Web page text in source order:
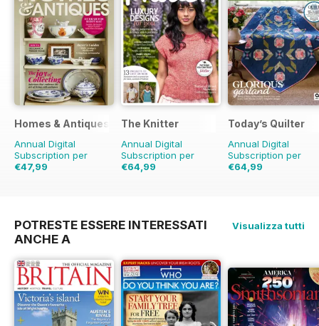
Homes & Antiques Magazine
Annual Digital
Subscription per
€47,99
The Knitter
Annual Digital
Subscription per
€64,99
Today’s Quilter
Annual Digital
Subscription per
€64,99
POTRESTE ESSERE INTERESSATI
ANCHE A
Visualizza tutti